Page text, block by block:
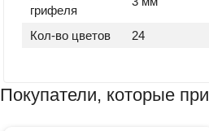
грифеля
Кол-во цветов 24
Покупатели, которые